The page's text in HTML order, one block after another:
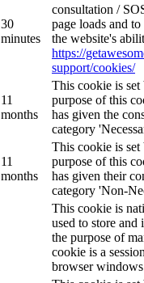
30
minutes
consultation /
page loads and
the website's
https://
support/cookies/
11
months
This cookie is
purpose of this
has given the
category
11
months
This cookie is
purpose of this
has given their
category 'Non-
This cookie is
used to store
the purpose of
cookie is a
browser